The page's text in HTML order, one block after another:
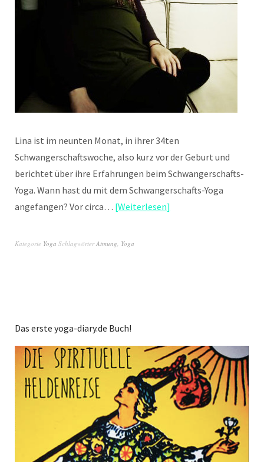
Lina ist im neunten Monat, in ihrer 34ten
Schwangerschaftswoche, also kurz vor der Geburt und
berichtet über ihre Erfahrungen beim Schwangerschafts-
Yoga. Wann hast du mit dem Schwangerschafts-Yoga
angefangen? Vor circa… Weiterlesen
Kategorie Yoga SchlagwörterAtmung, Yoga
Das erste yoga-diary.de Buch!